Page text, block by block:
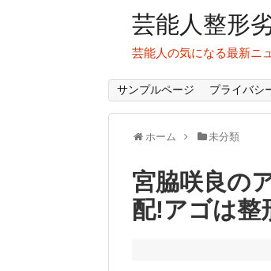
芸能人整形
芸能人の気になる最新ニ
サンプルページ プライバシ
ホーム 未分類
宮脇咲良の
配!アゴは整